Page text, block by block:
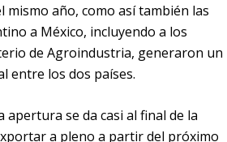
mismo año, como así también las
a México, incluyendo a los
de Agroindustria, generaron un
entre los dos países.
apertura se da casi al final de la
a pleno a partir del próximo